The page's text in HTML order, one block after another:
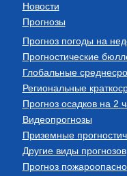
Новости
Прогнозы
Прогноз погоды на
Прогностические
Глобальные
Региональные
Прогноз осадков на 2
Видеопрогнозы
Приземные
Другие виды прогнозов
Прогноз